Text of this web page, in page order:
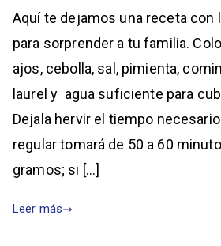
Aquí te dejamos una receta con
para sorprender a tu familia.
ajos, cebolla, sal, pimienta,
laurel y agua suficiente para
Dejala hervir el tiempo
regular tomará de 50 a 60
gramos; si […]
Leer más